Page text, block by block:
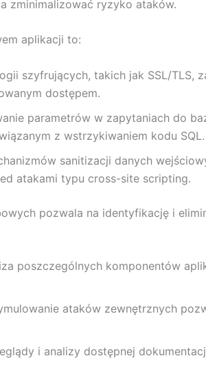
zminimalizować ryzyko ataków.
aplikacji to:
szyfrujących, takich jak SSL/TLS,
dostępem.
parametrów w zapytaniach do
z wstrzykiwaniem kodu SQL.
sanitizacji danych
atakami typu cross-site scripting.
pozwala na identyfikację i
poszczególnych komponentów
ataków zewnętrznych
i analizy dostępnej